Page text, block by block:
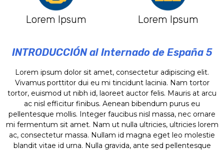
Lorem Ipsum Lorem Ipsum
INTRODUCCIÓN al Internado de España 5
Lorem ipsum dolor sit amet, consectetur adipiscing elit.
Vivamus porttitor dui eu mi tincidunt lacinia. Nam tortor
tortor, euismod ut nibh id, laoreet auctor felis. Mauris at arcu
ac nisl efficitur finibus. Aenean bibendum purus eu
pellentesque mollis. Integer faucibus nisl massa, nec ornare
mi fermentum sit amet. Nam ut nulla ultricies, ultricies lorem
ac, consectetur massa. Nullam id magna eget leo molestie
blandit vitae id urna. Nulla gravida, ante sed pellentesque